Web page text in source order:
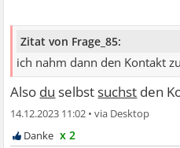
Zitat von Frage_85:
ich nahm dann den Kontakt
Also du selbstsuchst den
14.12.2023 11:02 •
x 2